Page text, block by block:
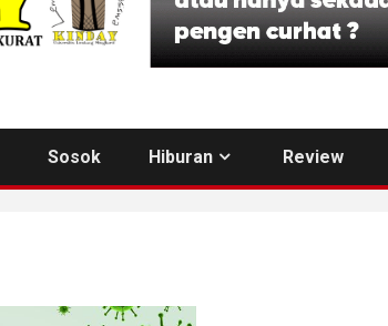
Sosok Hiburan Review